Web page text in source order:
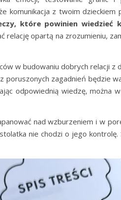
komunikacja z twoim
które powinien wiedzieć
opartą na zrozumieniu,
w budowaniu dobrych relacji z
poruszonych zagadnień będzie
odpowiednią wiedzę, można
nad wzburzeniem i w
nie chodzi o jego